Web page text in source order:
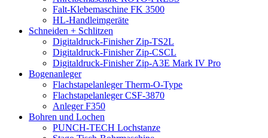
Falt-Klebemaschine FK 3500
HL-Handleimgeräte
Schneiden + Schlitzen
Digitaldruck-Finisher Zip-TS2L
Digitaldruck-Finisher Zip-CSCL
Digitaldruck-Finisher Zip-A3E Mark IV Pro
Bogenanleger
Flachstapelanleger Therm-O-Type
Flachstapelanleger CSF-3870
Anleger F350
Bohren und Lochen
PUNCH-TECH Lochstanze